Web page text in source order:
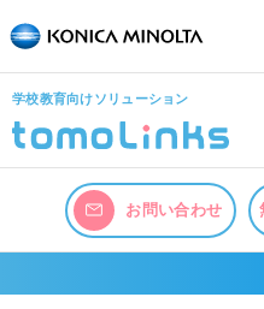
学校教育向けソリューション
お問い合わせ